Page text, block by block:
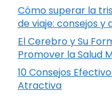
Cómo superar la
de viaje: consejos
El Cerebro y Su
Promover la Salud
10 Consejos
Atractiva